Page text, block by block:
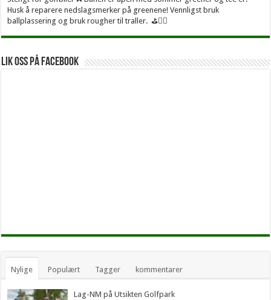
Husk å reparere nedslagsmerker på greenene! Vennligst bruk
ballplassering og bruk rougher til traller. ⛳🏌️‍♂
Lik oss på facebook
Nylige Populært Tagger kommentarer
Lag-NM på Utsikten Golfpark